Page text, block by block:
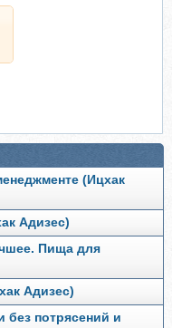
(Ицхак
Адизес)
Пища для
Адизес)
без потрясений и